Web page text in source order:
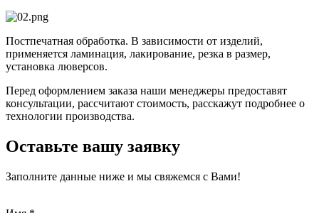
Постпечатная обработка. В зависимости от изделий,
применяется ламинация, лакирование, резка в размер,
установка люверсов.
Перед оформлением заказа наши менеджеры предоставят
консультации, рассчитают стоимость, расскажут подробнее о
технологии производства.
Оставьте вашу заявку
Заполните данные ниже и мы свяжемся с Вами!